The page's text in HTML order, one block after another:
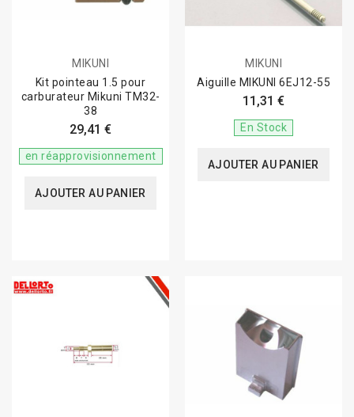
MIKUNI
Kit pointeau 1.5 pour
carburateur Mikuni TM32-
38
29,41 €
en réapprovisionnement
AJOUTER AU PANIER
MIKUNI
Aiguille MIKUNI 6EJ12-55
11,31 €
En Stock
AJOUTER AU PANIER